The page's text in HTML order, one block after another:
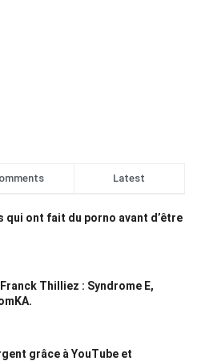
Latest
qui ont fait du porno avant d’être
Thilliez : Syndrome E,
grâce à YouTube et